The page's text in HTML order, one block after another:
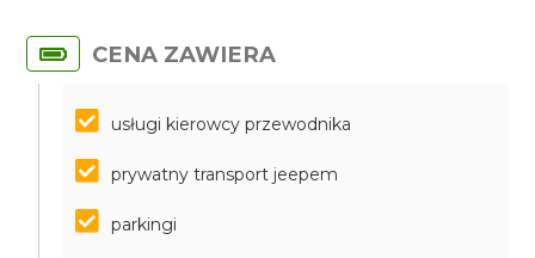
CENA ZAWIERA
usługi kierowcy przewodnika
prywatny transport jeepem
parkingi